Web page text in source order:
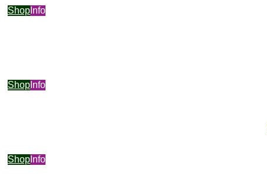
Shop Info
Shop Info
Shop Info